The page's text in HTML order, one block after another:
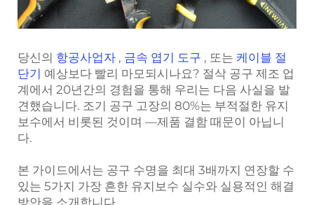
당신의 항공사업자 , 금속 엽기 도구 , 또는 케이블 절
단기 예상보다 빨리 마모되시나요? 절삭 공구 제조 업
계에서 20년간의 경험을 통해 우리는 다음 사실을 발
견했습니다. 조기 공구 고장의 80%는 부적절한 유지
보수에서 비롯된 것이며 —제품 결함 때문이 아닙니
다.
본 가이드에서는 공구 수명을 최대 3배까지 연장할 수
있는 5가지 가장 흔한 유지보수 실수와 실용적인 해결
방안을 소개합니다.